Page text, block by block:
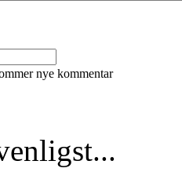
nye kommentar